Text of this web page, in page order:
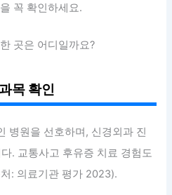
꼭 확인하세요.
곳은 어디일까요?
목 확인
병원을 선호하며, 신경외과 진
. 교통사고 후유증 치료 경험도
: 의료기관 평가 2023).